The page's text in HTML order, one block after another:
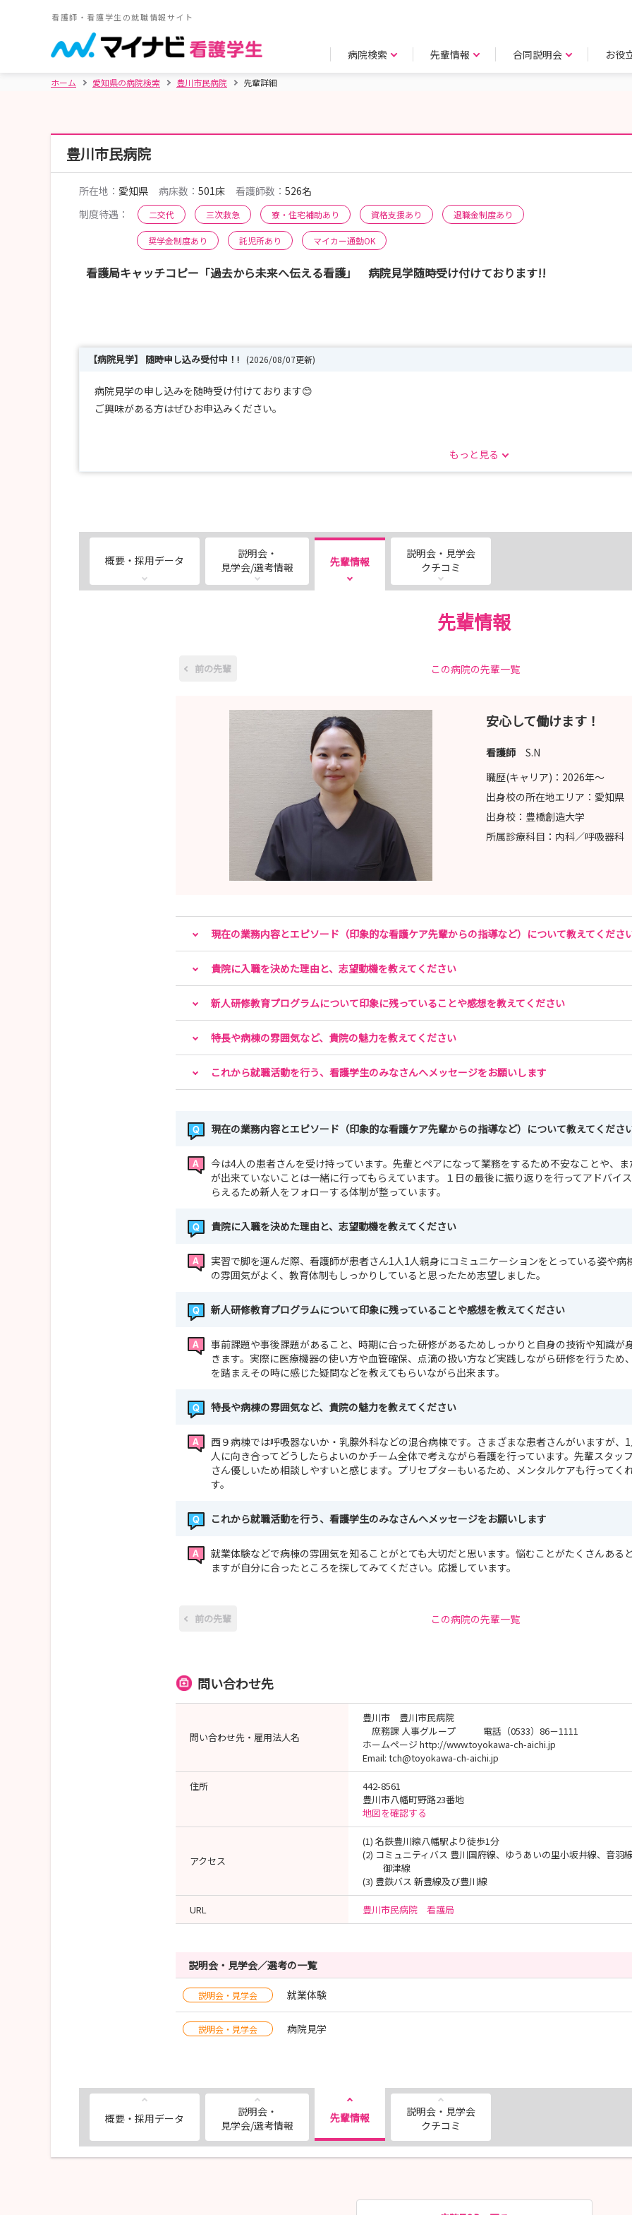
看護師・看護学生の就職情報サイト
病院検索 先輩情報 合同説明会 お役
ホーム 愛知県の病院検索 豊川市民病院 先輩詳細
豊川市民病院
所在地： 愛知県 病床数： 501床 看護師数： 526名
制度待遇：
二交代 三次救急 寮・住宅補助あり 資格支援あり 退職金制度あり
奨学金制度あり 託児所あり マイカー通勤OK
看護局キャッチコピー「過去から未来へ伝える看護」 病院見学随時受け付けております!!
【病院見学】 随時申し込み受付中！! (2026/08/07更新)
病院見学の申し込みを随時受け付けております😊
ご興味がある方はぜひお申込みください。
もっと見る
概要・採用データ
説明会・
見学会/選考情報
先輩情報
説明会・見学会
クチコミ
先輩情報
前の先輩 この病院の先輩一覧
安心して働けます！
看護師 S.N
職歴(キャリア)： 2026年〜
出身校の所在地エリア： 愛知県
出身校： 豊橋創造大学
所属診療科目： 内科／呼吸器科
現在の業務内容とエピソード（印象的な看護ケア先輩からの指導など）について教えてくださ
貴院に入職を決めた理由と、志望動機を教えてください
新人研修教育プログラムについて印象に残っていることや感想を教えてください
特長や病棟の雰囲気など、貴院の魅力を教えてください
これから就職活動を行う、看護学生のみなさんへメッセージをお願いします
現在の業務内容とエピソード（印象的な看護ケア先輩からの指導など）について教えてくださ
今は4人の患者さんを受け持っています。先輩とペアになって業務をするため不安なことや、
が出来ていないことは一緒に行ってもらえています。１日の最後に振り返りを行ってアドバイ
らえるため新人をフォローする体制が整っています。
貴院に入職を決めた理由と、志望動機を教えてください
実習で脚を運んだ際、看護師が患者さん1人1人親身にコミュニケーションをとっている姿や病
の雰囲気がよく、教育体制もしっかりしていると思ったため志望しました。
新人研修教育プログラムについて印象に残っていることや感想を教えてください
事前課題や事後課題があること、時期に合った研修があるためしっかりと自身の技術や知識が
きます。実際に医療機器の使い方や血管確保、点滴の扱い方など実践しながら研修を行うため
を踏まえその時に感じた疑問などを教えてもらいながら出来ます。
特長や病棟の雰囲気など、貴院の魅力を教えてください
西９病棟では呼吸器ないか・乳腺外科などの混合病棟です。さまざまな患者さんがいますが、1
人に向き合ってどうしたらよいのかチーム全体で考えながら看護を行っています。先輩スタッ
さん優しいため相談しやすいと感じます。プリセプターもいるため、メンタルケアも行ってく
す。
これから就職活動を行う、看護学生のみなさんへメッセージをお願いします
就業体験などで病棟の雰囲気を知ることがとても大切だと思います。悩むことがたくさんある
ますが自分に合ったところを探してみてください。応援しています。
前の先輩 この病院の先輩一覧
問い合わせ先
問い合わせ先・雇用法人名
豊川市 豊川市民病院
庶務課 人事グループ 電話（0533）86－1111
ホームページ http://www.toyokawa-ch-aichi.jp
Email: tch@toyokawa-ch-aichi.jp
住所
442-8561
豊川市八幡町野路23番地
地図を確認する
アクセス
(1) 名鉄豊川線八幡駅より徒歩1分
(2) コミュニティバス 豊川国府線、ゆうあいの里小坂井線、音羽
御津線
(3) 豊鉄バス 新豊線及び豊川線
URL 豊川市民病院 看護局
説明会・見学会／選考の一覧
説明会・見学会 就業体験
説明会・見学会 病院見学
概要・採用データ
説明会・
見学会/選考情報
先輩情報
説明会・見学会
クチコミ